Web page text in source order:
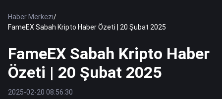
Haber Merkezi/
FameEX Sabah Kripto Haber Özeti | 20 Şubat 2025
FameEX Sabah Kripto Haber
Özeti | 20 Şubat 2025
2025-02-20 08:56:30